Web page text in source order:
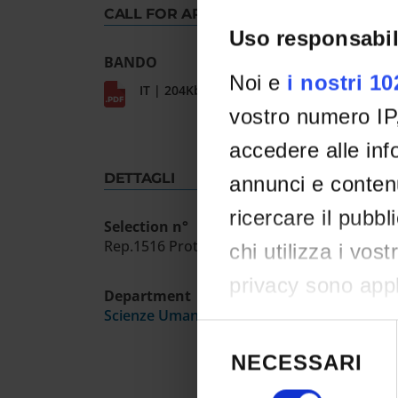
Uso
Noi e i nostri
vostro numero
accedere alle
annunci e
ricercare il
chi utilizza i
privacy sono
effettuato le
consenso in
clic sull'icona di
consenso
NECESSARI
CALL FOR APPLICATION
BANDO
IT | 204Kb
DETTAGLI
Selection n°
Rep.1516 Prot.11152-22/02/2021
Department
Scienze Umane